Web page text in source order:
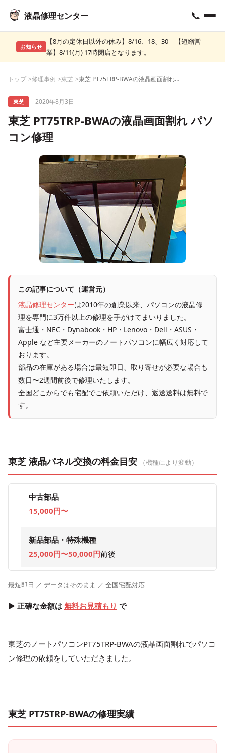
液晶修理センター 📞
お知らせ
【8月の定休日以外の休み】8/16、18、30 【短縮営
業】8/11(月) 17時閉店となります。
トップ 修理事例 東芝 東芝 PT75TRP-BWAの液晶画面割れ パソコン修理
東芝 2020年8月3日
東芝 PT75TRP-BWAの液晶画面割れ パソ
コン修理
この記事について（運営元）
液晶修理センターは2010年の創業以来、パソコンの液晶修
理を専門に3万件以上の修理を手がけてまいりました。
富士通・NEC・Dynabook・HP・Lenovo・Dell・ASUS・
Apple など主要メーカーのノートパソコンに幅広く対応して
おります。
部品の在庫がある場合は最短即日、取り寄せが必要な場合も
数日〜2週間前後で修理いたします。
全国どこからでも宅配でご依頼いただけ、返送送料は無料で
す。
東芝 液晶パネル交換の料金目安 （機種により変動）
中古部品
15,000円〜
新品部品・特殊機種
25,000円〜50,000円前後
最短即日 ／ データはそのまま ／ 全国宅配対応
▶ 正確な金額は 無料お見積もり で
東芝のノートパソコンPT75TRP-BWAの液晶画面割れでパソコ
ン修理の依頼をしていただきました。
東芝 PT75TRP-BWAの修理実績